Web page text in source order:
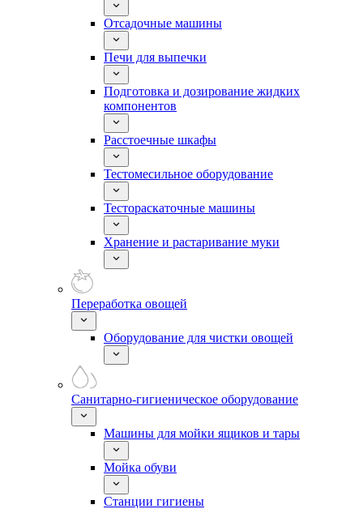
Отсадочные машины
Печи для выпечки
Подготовка и дозирование жидких
компонентов
Расстоечные шкафы
Тестомесильное оборудование
Тестораскаточные машины
Хранение и растаривание муки
Переработка овощей
Оборудование для чистки овощей
Санитарно-гигиеническое оборудование
Машины для мойки ящиков и тары
Мойка обуви
Станции гигиены